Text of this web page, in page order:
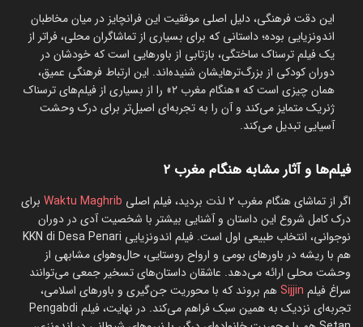
این دقت فرهنگی، دلیل اصلی موفقیت این فرانچایز در میان مخاطبان
اندونزیایی بوده؛ داستانی که برای بسیاری از تماشاگران محلی، فراتر از
یک فیلم ترسناک ساختگی، بازتابی از باورهایی است که خودشان در
دوران کودکی از بزرگ‌ترهایشان شنیده‌اند. این ارتباط فرهنگی عمیق،
همان چیزی است که «هنگام مغرب ۲» را از بسیاری از فیلم‌های ترسناک
ژنریک متمایز می‌کند و آن را به تجربه‌ای اصیل‌تر برای درک وحشت
آسیایی تبدیل می‌کند.
فیلم‌ها و آثار مشابه هنگام مغرب ۲
اگر از تماشای هنگام مغرب ۲ لذت بردید، فیلم اصلی Waktu Maghrib برای
درک کامل شروع این داستان و آشنایی بیشتر با شخصیت آدی در دوران
نوجوانی، انتخاب طبیعی اول است. فیلم اندونزیایی KKN di Desa Penari
هم با ریشه در باورهای بومی و ارواح روستایی، حال‌وهوای مشابهی از
وحشت محلی ارائه می‌دهد. عاشقان داستان‌های تسخیر جمعی می‌توانند
سراغ فیلم Sijjinهم بروند که با محوریت جن‌گیری و باورهای اسلامی،
تجربه‌ای نزدیک به همین سبک فراهم می‌کند. در نهایت، فیلم Pengabdi